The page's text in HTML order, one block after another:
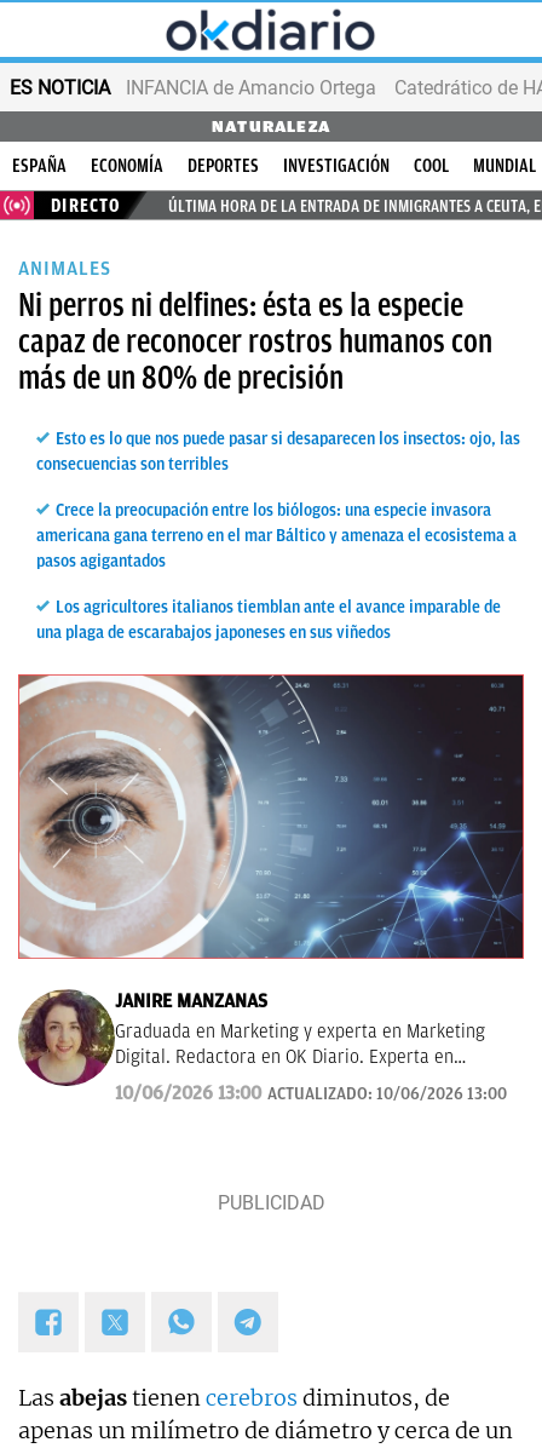
ES NOTICIA INFANCIA de Amancio Ortega
NATURALEZA
ESPAÑA ECONOMÍA DEPORTES INVESTIGACIÓN COOL
MUNDIAL
DIRECTO
ÚLTIMA HORA DE LA ENTRADA DE INMIGRANTES A CEUTA,
ANIMALES
Ni perros ni delfines: ésta es la especie
capaz de reconocer rostros humanos con
más de un 80% de precisión
Esto es lo que nos puede pasar si desaparecen los insectos: ojo, las
consecuencias son terribles
Crece la preocupación entre los biólogos: una especie invasora
americana gana terreno en el mar Báltico y amenaza el ecosistema a
pasos agigantados
Los agricultores italianos tiemblan ante el avance imparable de
una plaga de escarabajos japoneses en sus viñedos
JANIRE MANZANAS
Graduada en Marketing y experta en Marketing
Digital. Redactora en OK Diario. Experta en
curiosidades, mascotas, consumo y Lotería de
Navidad.
10/06/2026 13:00 ACTUALIZADO: 10/06/2026 13:00
Las abejastienencerebros diminutos, de
apenas un milímetro de diámetro y cerca de un